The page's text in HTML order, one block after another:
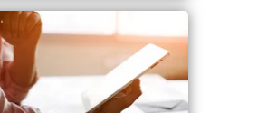
de Todas as Formas’’, a
publicou um e-book,
[…]